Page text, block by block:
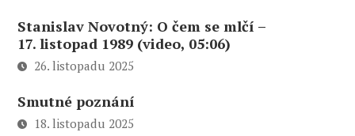
Stanislav Novotný: O čem se mlčí –
17. listopad 1989 (video, 05:06)
26. listopadu 2025
Smutné poznání
18. listopadu 2025